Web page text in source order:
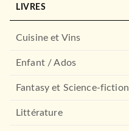
LIVRES
Cuisine et Vins
Enfant / Ados
Fantasy et Science-fiction
Littérature